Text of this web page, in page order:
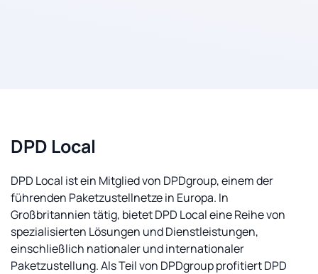
DPD Local
DPD Local ist ein Mitglied von DPDgroup, einem der
führenden Paketzustellnetze in Europa. In
Großbritannien tätig, bietet DPD Local eine Reihe von
spezialisierten Lösungen und Dienstleistungen,
einschließlich nationaler und internationaler
Paketzustellung. Als Teil von DPDgroup profitiert DPD